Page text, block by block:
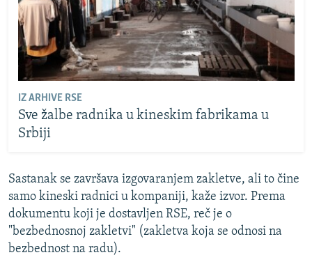
IZ ARHIVE RSE
Sve žalbe radnika u kineskim fabrikama u
Srbiji
Sastanak se završava izgovaranjem zakletve, ali to čine
samo kineski radnici u kompaniji, kaže izvor. Prema
dokumentu koji je dostavljen RSE, reč je o
"bezbednosnoj zakletvi" (zakletva koja se odnosi na
bezbednost na radu).